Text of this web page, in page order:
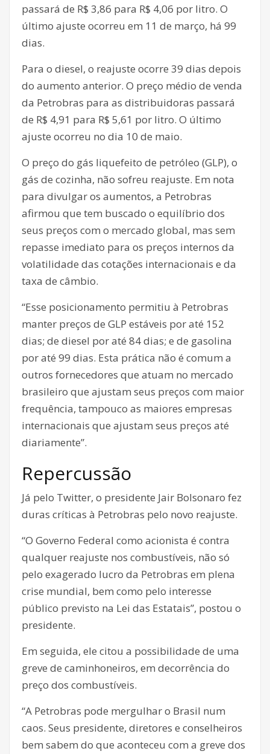
passará de R$ 3,86 para R$ 4,06 por litro. O
último ajuste ocorreu em 11 de março, há 99
dias.
Para o diesel, o reajuste ocorre 39 dias depois
do aumento anterior. O preço médio de venda
da Petrobras para as distribuidoras passará
de R$ 4,91 para R$ 5,61 por litro. O último
ajuste ocorreu no dia 10 de maio.
O preço do gás liquefeito de petróleo (GLP), o
gás de cozinha, não sofreu reajuste. Em nota
para divulgar os aumentos, a Petrobras
afirmou que tem buscado o equilíbrio dos
seus preços com o mercado global, mas sem
repasse imediato para os preços internos da
volatilidade das cotações internacionais e da
taxa de câmbio.
“Esse posicionamento permitiu à Petrobras
manter preços de GLP estáveis por até 152
dias; de diesel por até 84 dias; e de gasolina
por até 99 dias. Esta prática não é comum a
outros fornecedores que atuam no mercado
brasileiro que ajustam seus preços com maior
frequência, tampouco as maiores empresas
internacionais que ajustam seus preços até
diariamente”.
Repercussão
Já pelo Twitter, o presidente Jair Bolsonaro fez
duras críticas à Petrobras pelo novo reajuste.
“O Governo Federal como acionista é contra
qualquer reajuste nos combustíveis, não só
pelo exagerado lucro da Petrobras em plena
crise mundial, bem como pelo interesse
público previsto na Lei das Estatais”, postou o
presidente.
Em seguida, ele citou a possibilidade de uma
greve de caminhoneiros, em decorrência do
preço dos combustíveis.
“A Petrobras pode mergulhar o Brasil num
caos. Seus presidente, diretores e conselheiros
bem sabem do que aconteceu com a greve dos